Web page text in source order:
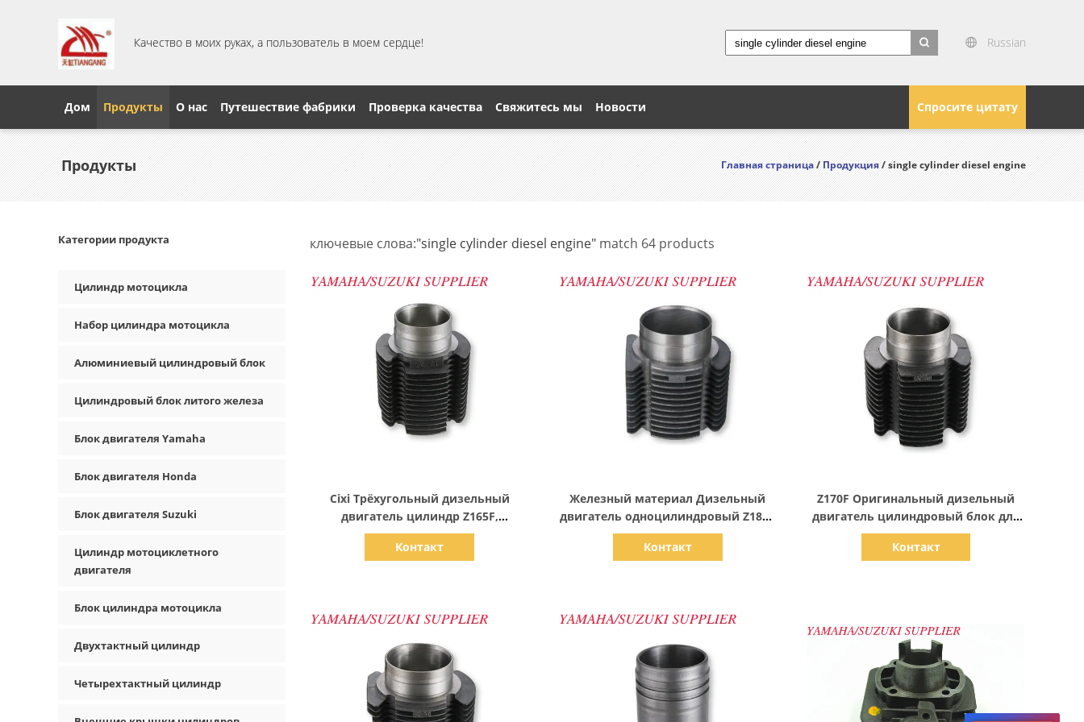
Качество в моих руках, а пользователь в моем сердце!
Russian
Спросите цитату
Дом Продукты О нас Путешествие фабрики Проверка качества Свяжитесь мы Новости
Продукты Главная страница/Продукция/ single cylinder diesel engine
Категории продукта
Цилиндр мотоцикла
Набор цилиндра мотоцикла
Алюминиевый цилиндровый блок
Цилиндровый блок литого железа
Блок двигателя Yamaha
Блок двигателя Honda
Блок двигателя Suzuki
Цилиндр мотоциклетного
двигателя
Блок цилиндра мотоцикла
Двухтактный цилиндр
Четырехтактный цилиндр
ключевые слова:"single cylinder diesel engine" match 64 products
Cixi Трёхугольный дизельный
двигатель цилиндр Z165F,
одноцилиндровый дизельный
двигатель
Контакт
Железный материал Дизельный
двигатель одноцилиндровый Z180F
для Cixi Три круга двигателя
Контакт
Z170F Оригинальный дизельный
двигатель цилиндровый блок для
Cixi Три круга, 4cc дислокации
Контакт